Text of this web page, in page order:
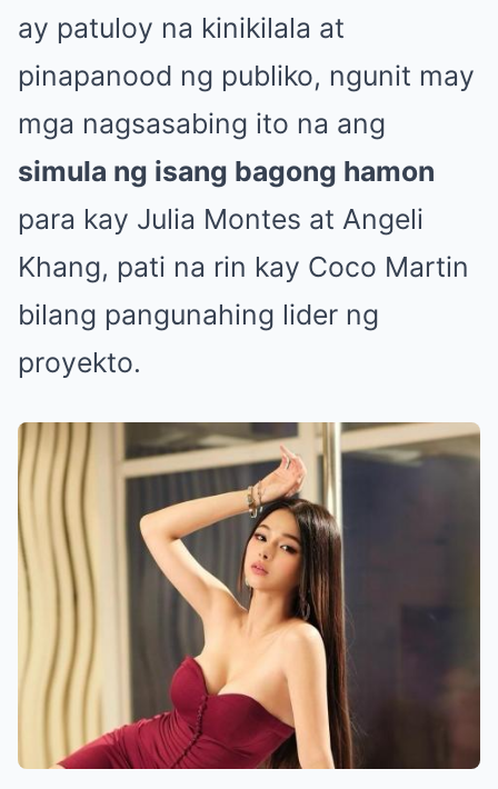
ay patuloy na kinikilala at
pinapanood ng publiko, ngunit may
mga nagsasabing ito na ang
simula ng isang bagong hamon
para kay Julia Montes at Angeli
Khang, pati na rin kay Coco Martin
bilang pangunahing lider ng
proyekto.